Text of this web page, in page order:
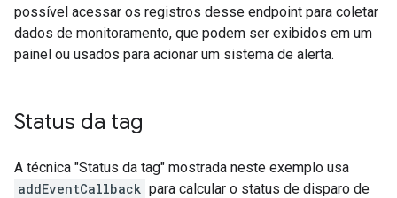
possível acessar os registros desse endpoint para coletar
dados de monitoramento, que podem ser exibidos em um
painel ou usados para acionar um sistema de alerta.
Status da tag
A técnica "Status da tag" mostrada neste exemplo usa
addEventCallback para calcular o status de disparo de